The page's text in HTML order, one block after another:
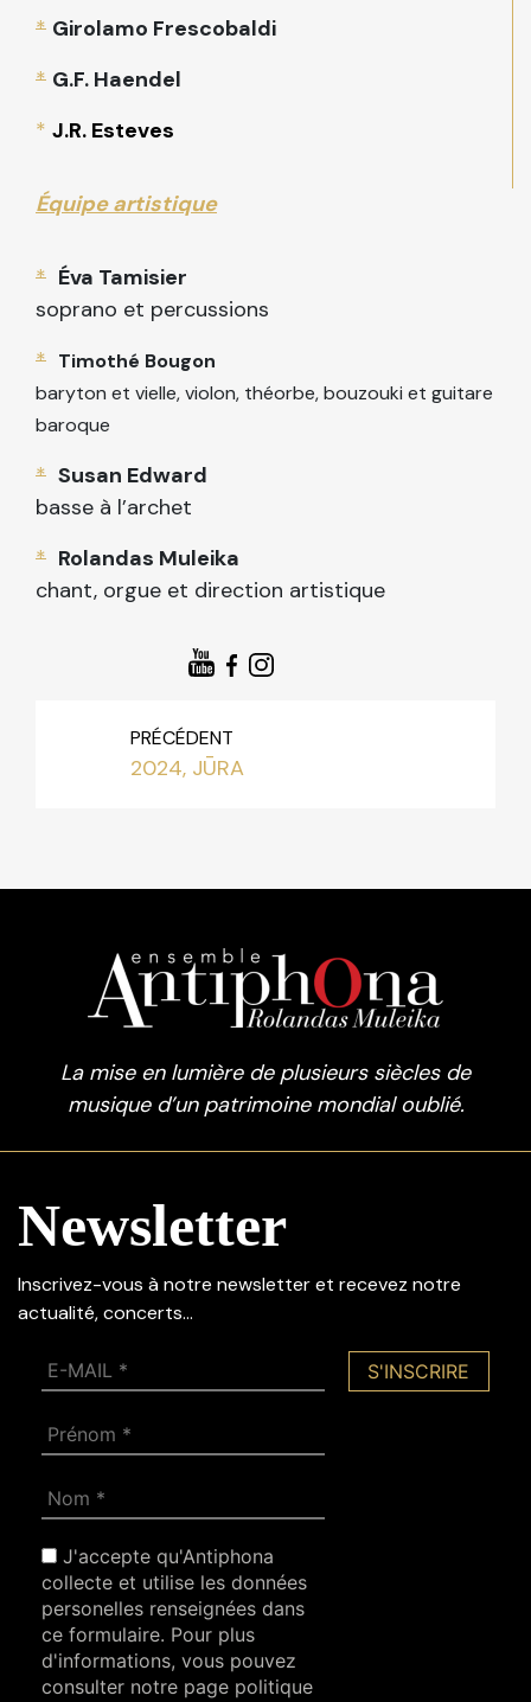
* Girolamo Frescobaldi
* G.F. Haendel
* J.R. Esteves
Équipe artistique
* Éva Tamisier
soprano et percussions
* Timothé Bougon
baryton et vielle, violon, théorbe, bouzouki et guitare
baroque
* Susan Edward
basse à l’archet
* Rolandas Muleika
chant, orgue et direction artistique
PRÉCÉDENT
2024, JŪRA
La mise en lumière de plusieurs siècles de
musique d’un patrimoine mondial oublié.
Newsletter
Inscrivez-vous à notre newsletter et recevez notre
actualité, concerts…
J'accepte qu'Antiphona
collecte et utilise les données
personelles renseignées dans
ce formulaire. Pour plus
d'informations, vous pouvez
consulter notre page politique